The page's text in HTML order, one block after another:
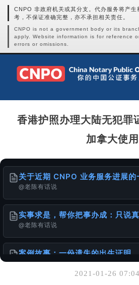
CNPO 非政府机关或其分支。代办服务将产生
考，不保证准确完整，亦不承担相关责任。
CNPO is not a government body or its
apply. Website information is for reference
errors or omissions.
香港护照办理大陆无犯罪
加拿大使用
关于近期 CNPO 业务服务进展的
@老陈有话说
实事求是，帮你把事办成：只说
@老陈有话说
案例故事：一份遗失的出生证明
@老陈有话说
2021-01-26